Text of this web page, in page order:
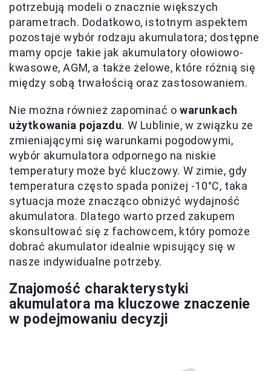
potrzebują modeli o znacznie większych
parametrach. Dodatkowo, istotnym aspektem
pozostaje wybór rodzaju akumulatora; dostępne
mamy opcje takie jak akumulatory ołowiowo-
kwasowe, AGM, a także żelowe, które różnią się
między sobą trwałością oraz zastosowaniem.
Nie można również zapominać o warunkach
użytkowania pojazdu. W Lublinie, w związku ze
zmieniającymi się warunkami pogodowymi,
wybór akumulatora odpornego na niskie
temperatury może być kluczowy. W zimie, gdy
temperatura często spada poniżej -10°C, taka
sytuacja może znacząco obniżyć wydajność
akumulatora. Dlatego warto przed zakupem
skonsultować się z fachowcem, który pomoże
dobrać akumulator idealnie wpisujący się w
nasze indywidualne potrzeby.
Znajomość charakterystyki
akumulatora ma kluczowe znaczenie
w podejmowaniu decyzji